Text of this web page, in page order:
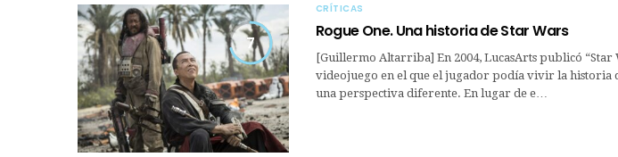
7
CRÍTICAS
Rogue One. Una historia de Star Wars
[Guillermo Altarriba] En 2004, LucasArts publicó “Star
videojuego en el que el jugador podía vivir la historia
una perspectiva diferente. En lugar de e…